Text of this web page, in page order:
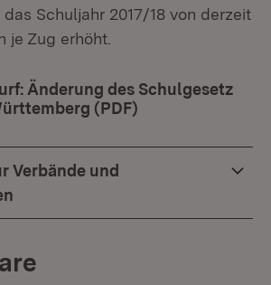
Schuljahr 2017/18 von derzeit
je Zug erhöht.
Änderung des Schulgesetz
(PDF)
Verbände und